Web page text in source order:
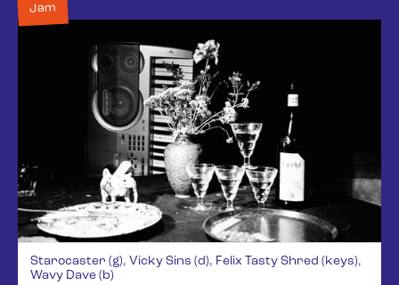
Jam
Starocaster (g), Vicky Sins (d), Felix Tasty Shred (keys),
Wavy Dave (b)